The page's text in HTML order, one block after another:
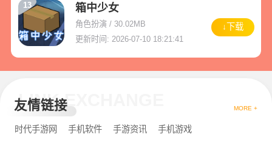
13 箱中少女
角色扮演 / 30.02MB
更新时间: 2026-07-10 18:21:41
↓下载
友情链接
LINK EXCHANGE MORE +
时代手游网 手机软件 手游资讯 手机游戏